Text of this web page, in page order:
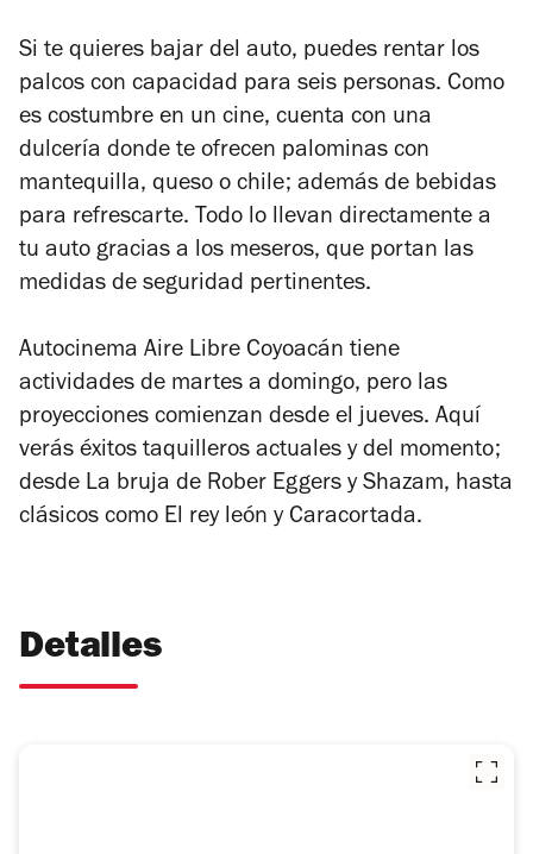
Si te quieres bajar del auto, puedes rentar los
palcos con capacidad para seis personas. Como
es costumbre en un cine, cuenta con una
dulcería donde te ofrecen palominas con
mantequilla, queso o chile; además de bebidas
para refrescarte. Todo lo llevan directamente a
tu auto gracias a los meseros, que portan las
medidas de seguridad pertinentes.
Autocinema Aire Libre Coyoacán tiene
actividades de martes a domingo, pero las
proyecciones comienzan desde el jueves. Aquí
verás éxitos taquilleros actuales y del momento;
desde La bruja de Rober Eggers y Shazam, hasta
clásicos como El rey león y Caracortada.
Detalles